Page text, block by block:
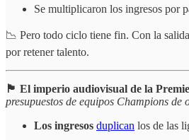
Se multiplicaron los ingresos por
📉 Pero todo ciclo tiene fin. Con la
por retener talento.
🏴 El imperio audiovisual de la
presupuestos de equipos Champions de
Los ingresos duplican los de las